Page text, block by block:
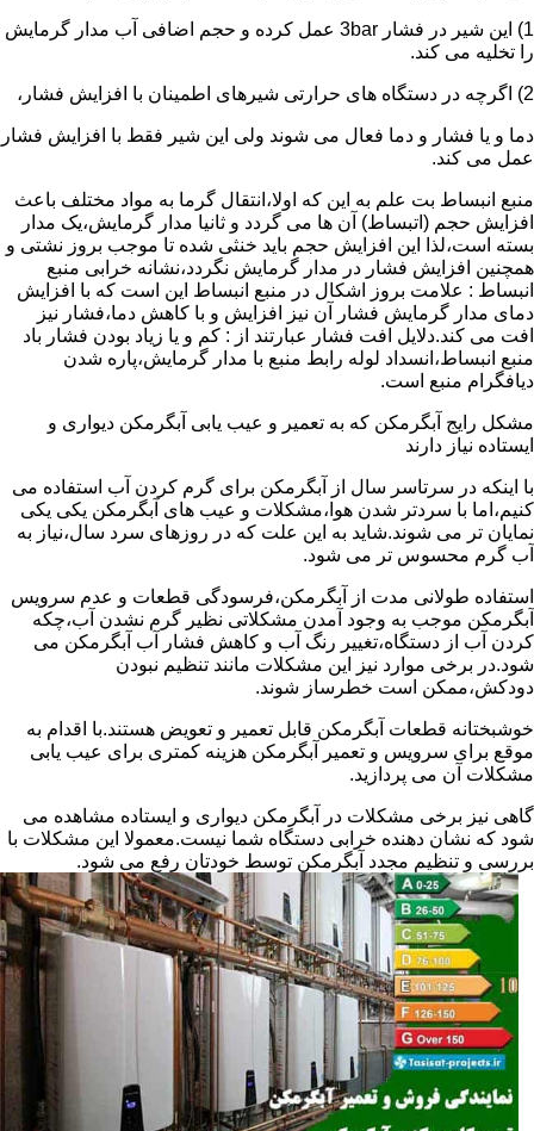
1) این شیر در فشار 3bar عمل کرده و حجم اضافی آب مدار گرمایش
را تخلیه می کند.
2) اگرچه در دستگاه های حرارتی شیرهای اطمینان با افزایش فشار،
دما و یا فشار و دما فعال می شوند ولی این شیر فقط با افزایش فشار
عمل می کند.
منبع انبساط بت علم به این که اولا،انتقال گرما به مواد مختلف باعث
افزایش حجم (اتبساط) آن ها می گردد و ثانیا مدار گرمایش،یک مدار
بسته است،لذا این افزایش حجم باید خنثی شده تا موجب بروز نشتی و
همچنین افزایش فشار در مدار گرمایش نگردد،نشانه خرابی منبع
انبساط : علامت بروز اشکال در منبع انبساط این است که با افزایش
دمای مدار گرمایش فشار آن نیز افزایش و با کاهش دما،فشار نیز
افت می کند.دلایل افت فشار عبارتند از : کم و یا زیاد بودن فشار باد
منبع انبساط،انسداد لوله رابط منبع با مدار گرمایش،پاره شدن
دیافگرام منبع است.
مشکل رایج آبگرمکن که به تعمیر و عیب یابی آبگرمکن دیواری و
ایستاده نیاز دارند
با اینکه در سرتاسر سال از آبگرمکن برای گرم کردن آب استفاده می
کنیم،اما با سردتر شدن هوا،مشکلات و عیب های آبگرمکن یکی یکی
نمایان تر می شوند.شاید به این علت که در روزهای سرد سال،نیاز به
آب گرم محسوس تر می شود.
استفاده طولانی مدت از آبگرمکن،فرسودگی قطعات و عدم سرویس
آبگرمکن موجب به وجود آمدن مشکلاتی نظیر گرم نشدن آب،چکه
کردن آب از دستگاه،تغییر رنگ آب و کاهش فشار آب آبگرمکن می
شود.در برخی موارد نیز این مشکلات مانند تنظیم نبودن
دودکش،ممکن است خطرساز شوند.
خوشبختانه قطعات آبگرمکن قابل تعمیر و تعویض هستند.با اقدام به
موقع برای سرویس و تعمیر آبگرمکن هزینه کمتری برای عیب یابی
مشکلات آن می پردازید.
گاهی نیز برخی مشکلات در آبگرمکن دیواری و ایستاده مشاهده می
شود که نشان دهنده خرابی دستگاه شما نیست.معمولا این مشکلات با
بررسی و تنظیم مجدد آبگرمکن توسط خودتان رفع می شود.